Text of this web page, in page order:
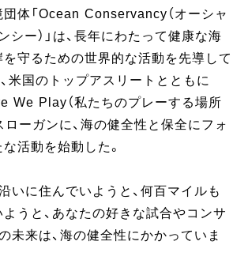
体「Ocean Conservancy（オーシャ
シー）」は、長年にわたって健康な海
を守るための世界的な活動を先導して
米国のトップアスリートとともに
We Play（私たちのプレーする場所
ローガンに、海の健全性と保全にフォ
活動を始動した。
いに住んでいようと、何百マイルも
うと、あなたの好きな試合やコンサ
未来は、海の健全性にかかっていま